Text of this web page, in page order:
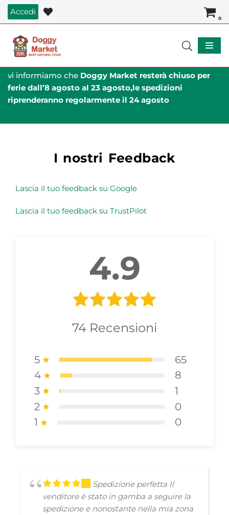
Vai
al
contenuto
Accedi
0
vi informiamo che Doggy Market resterà chiuso per
ferie dall’8 agosto al 23 agosto,le spedizioni
riprenderanno regolarmente il 24 agosto
I nostri Feedback
Lascia il tuo feedback su Google
Lascia il tuo feedback su TrustPilot
4.9
74 Recensioni
5
65
4
8
3
1
2
0
1
0
Spedizione perfetta Il
venditore è stato in gamba a seguire la
spedizione e nonostante nella mia zona